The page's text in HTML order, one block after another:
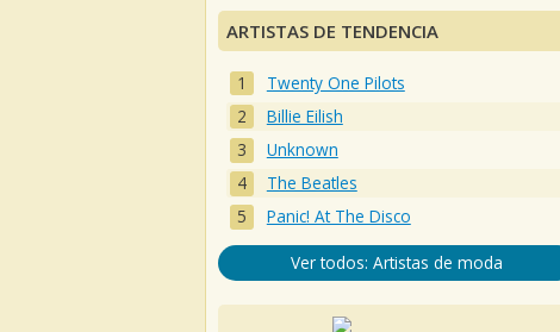
ARTISTAS DE TENDENCIA
Twenty One Pilots
Billie Eilish
Unknown
The Beatles
Panic! At The Disco
Ver todos: Artistas de moda